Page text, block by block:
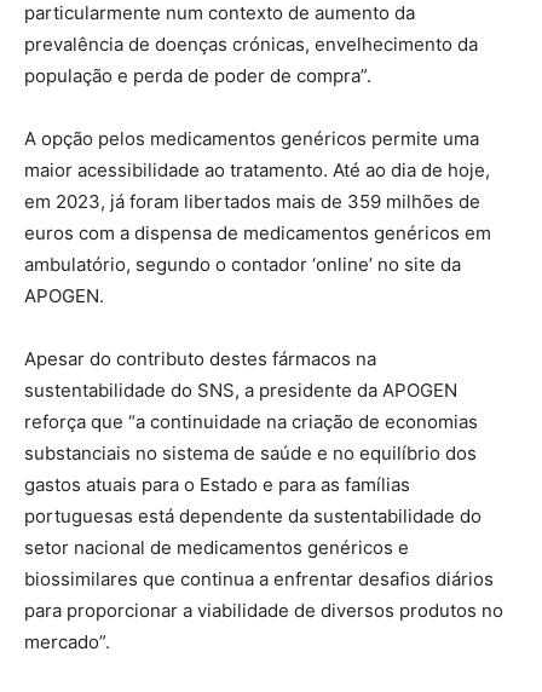
particularmente num contexto de aumento da
prevalência de doenças crónicas, envelhecimento da
população e perda de poder de compra”.
A opção pelos medicamentos genéricos permite uma
maior acessibilidade ao tratamento. Até ao dia de hoje,
em 2023, já foram libertados mais de 359 milhões de
euros com a dispensa de medicamentos genéricos em
ambulatório, segundo o contador ‘online’ no site da
APOGEN.
Apesar do contributo destes fármacos na
sustentabilidade do SNS, a presidente da APOGEN
reforça que “a continuidade na criação de economias
substanciais no sistema de saúde e no equilíbrio dos
gastos atuais para o Estado e para as famílias
portuguesas está dependente da sustentabilidade do
setor nacional de medicamentos genéricos e
biossimilares que continua a enfrentar desafios diários
para proporcionar a viabilidade de diversos produtos no
mercado”.